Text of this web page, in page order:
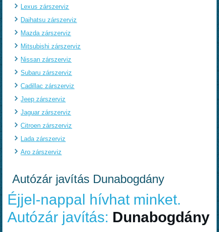
Lexus zárszerviz
Daihatsu zárszerviz
Mazda zárszerviz
Mitsubishi zárszerviz
Nissan zárszerviz
Subaru zárszerviz
Cadillac zárszerviz
Jeep zárszerviz
Jaguar zárszerviz
Citroen zárszerviz
Lada zárszerviz
Aro zárszerviz
Autózár javítás Dunabogdány
Éjjel-nappal hívhat minket.
Autózár javítás: Dunabogdány